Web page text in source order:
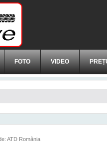
FOTO VIDEO
ATD România